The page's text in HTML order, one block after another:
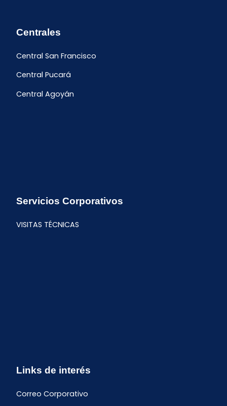
Centrales
Central San Francisco
Central Pucará
Central Agoyán
Servicios Corporativos
VISITAS TÉCNICAS
Links de interés
Correo Corporativo